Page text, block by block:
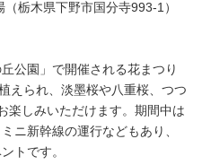
栃木県下野市国分寺993-1）
公園」で開催される花まつり
えられ、淡墨桜や八重桜、つつ
楽しみいただけます。期間中は
ニ新幹線の運行などもあり、
トです。